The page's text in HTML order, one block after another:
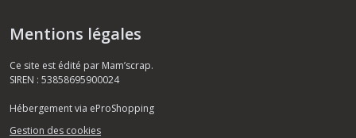
Mentions légales
Ce site est édité par Mam’scrap.
SIREN : 53858695900024
Hébergement via eProShopping
Gestion des cookies